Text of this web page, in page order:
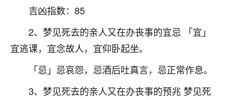
吉凶指数：85
2、梦见死去的亲人又在办丧事的宜忌 「宜」
宜逃课，宜念故人，宜仰卧起坐。
「忌」忌哀怨，忌酒后吐真言，忌正常作息。
3、梦见死去的亲人又在办丧事的预兆 梦见死